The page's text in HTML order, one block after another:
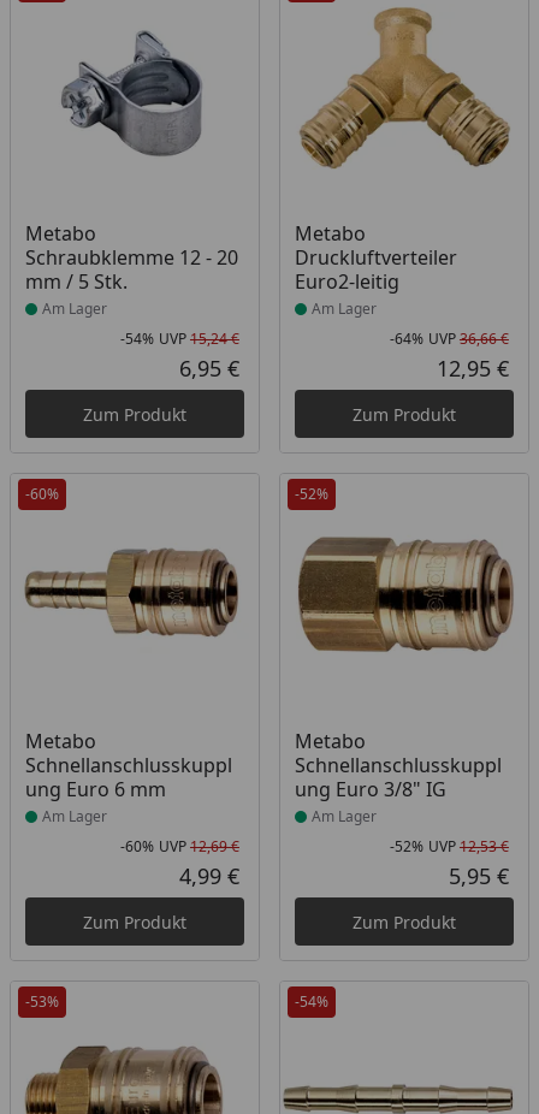
Metabo
Schraubklemme 12 - 20
mm / 5 Stk.
Produkt am Lager
Am Lager
Rabatt in Prozent
-54%
Ursprünglicher Preis
UVP15,24 €
Aktueller Preis
6,95 €
Zum Produkt
Metabo
Druckluftverteiler
Euro2-leitig
Produkt am Lager
Am Lager
-64% UVP36,66 €
12,95 €
Zum Produkt
-60%
Metabo
Schnellanschlusskuppl
ung Euro 6 mm
Produkt am Lager
Am Lager
Rabatt in Prozent
-60%
Ursprünglicher Preis
UVP12,69 €
Aktueller Preis
4,99 €
Zum Produkt
-52%
Metabo
Schnellanschlusskuppl
ung Euro 3/8" IG
Produkt am Lager
Am Lager
-52% UVP12,53 €
5,95 €
Zum Produkt
-53% -54%